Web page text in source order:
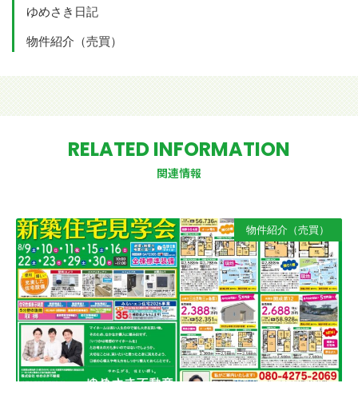
ゆめさき日記
物件紹介（売買）
RELATED INFORMATION
関連情報
物件紹介（売買）